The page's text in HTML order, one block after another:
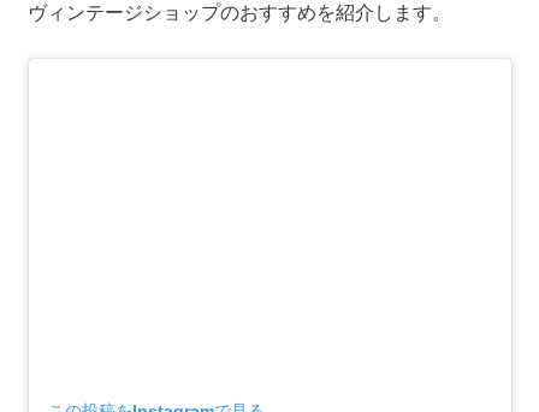
ヴィンテージショップのおすすめを紹介します。